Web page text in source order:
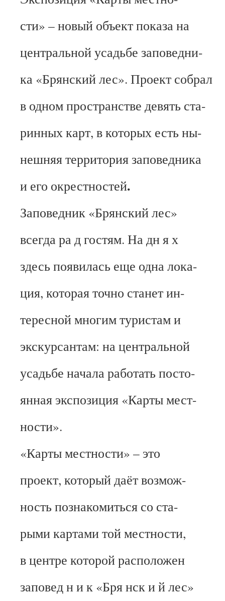
сти» – новый объект показа на
центральной усадьбе заповедни-
ка «Брянский лес». Проект собрал
в одном пространстве девять ста-
ринных карт, в которых есть ны-
нешняя территория заповедника
и его окрестностей.
Заповедник «Брянский лес»
всегда ра д гостям. На дн я х
здесь появилась еще одна лока-
ция, которая точно станет ин-
тересной многим туристам и
экскурсантам: на центральной
усадьбе начала работать посто-
янная экспозиция «Карты мест-
ности».
«Карты местности» – это
проект, который даёт возмож-
ность познакомиться со ста-
рыми картами той местности,
в центре которой расположен
заповед н и к «Бря нск и й лес»